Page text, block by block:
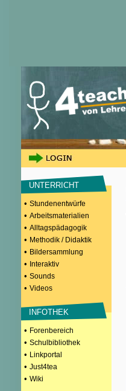
UNTERRICHT
• Stundenentwürfe
• Arbeitsmaterialien
• Alltagspädagogik
• Methodik / Didaktik
• Bildersammlung
• Interaktiv
• Sounds
• Videos
INFOTHEK
• Forenbereich
• Schulbibliothek
• Linkportal
• Just4tea
• Wiki